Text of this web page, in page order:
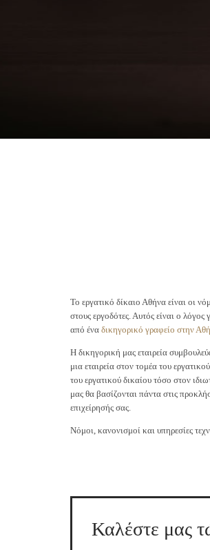
Το εργατικό δίκαιο Αθήνα είναι οι
στους εργοδότες. Αυτός είναι ο
από ένα δικηγορικό γραφείο στην
Η δικηγορική μας εταιρεία
μια εταιρεία στον τομέα του
του εργατικού δικαίου τόσο στον
μας θα βασίζονται πάντα στις
επιχείρησής σας.
Νόμοι, κανονισμοί και υπηρεσίες
Καλέστε μας